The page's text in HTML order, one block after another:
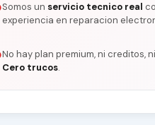
Somos un servicio tecnico real
experiencia en reparacion
No hay plan premium, ni creditos,
Cero trucos.